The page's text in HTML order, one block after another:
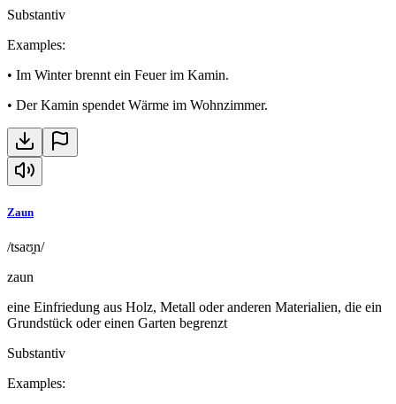
Substantiv
Examples:
• Im Winter brennt ein Feuer im Kamin.
• Der Kamin spendet Wärme im Wohnzimmer.
Zaun
/tsaʊ̯n/
zaun
eine Einfriedung aus Holz, Metall oder anderen Materialien, die ein
Grundstück oder einen Garten begrenzt
Substantiv
Examples: